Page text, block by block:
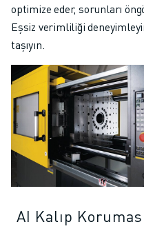
optimize eder, sorunları
Eşsiz verimliliği
taşıyın.
AI Kalıp